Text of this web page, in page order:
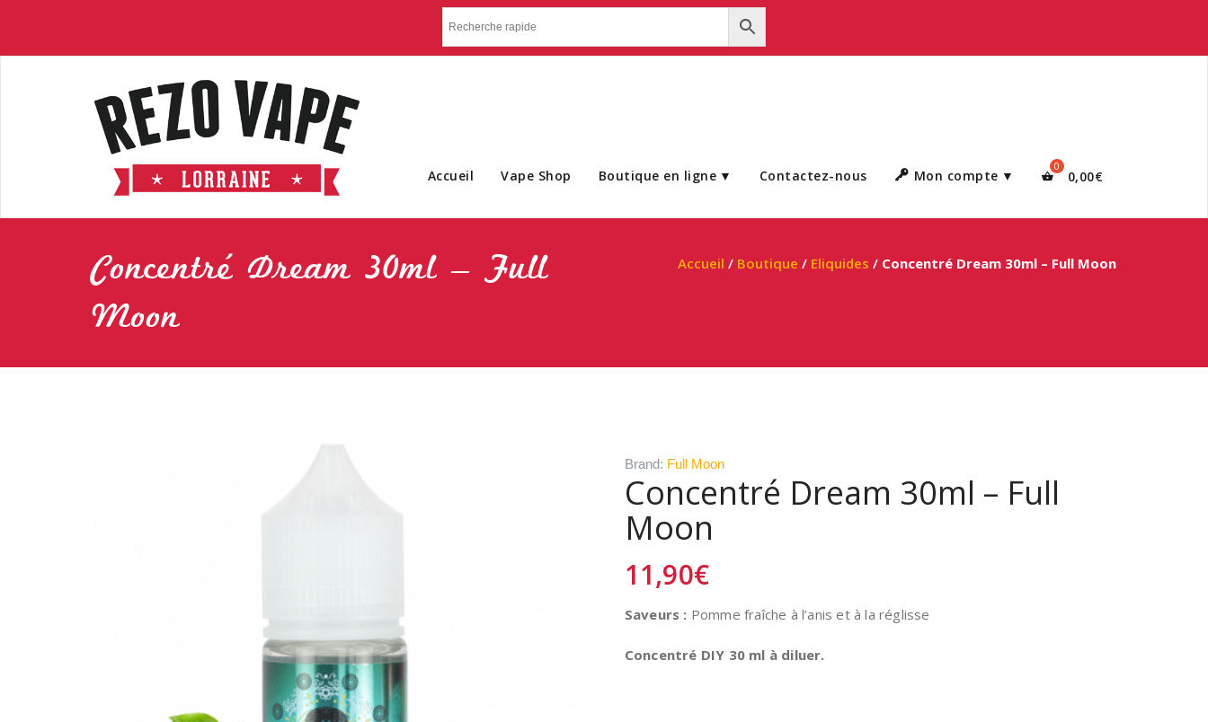
Accueil Vape Shop Boutique en ligne Contactez-nous Mon compte 0,00€
Concentré Dream 30ml – Full
Moon
Accueil / Boutique / Eliquides / Concentré Dream 30ml – Full Moon
Brand: Full Moon
Concentré Dream 30ml – Full
Moon
11,90€
Saveurs : Pomme fraîche à l’anis et à la réglisse
Concentré DIY 30 ml à diluer.